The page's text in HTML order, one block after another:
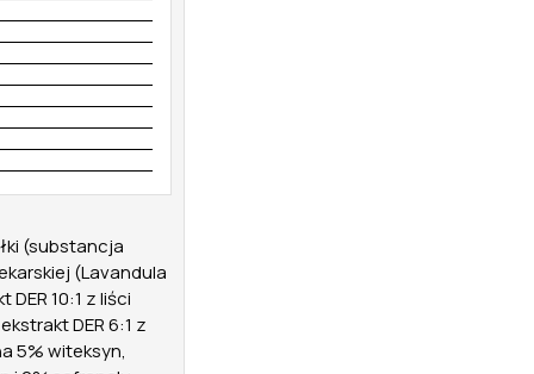
(substancja
(Lavandula
10:1 z liści
DER 6:1 z
5% witeksyn,